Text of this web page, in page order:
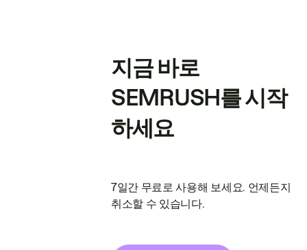
지금 바로
SEMRUSH를 시작
하세요
7일간 무료로 사용해 보세요. 언제든지
취소할 수 있습니다.